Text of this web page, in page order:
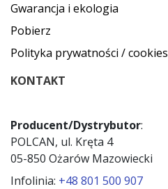
Gwarancja i ekologia
Pobierz
Polityka prywatności / cookies
KONTAKT
Producent/Dystrybutor:
POLCAN, ul. Kręta 4
05-850 Ożarów Mazowiecki
Infolinia: +48 801 500 907